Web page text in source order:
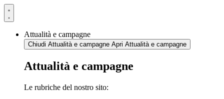
Vai
al
Attualità e campagne
Chiudi Attualità e campagne Apri Attualità e campagne
Attualità e campagne
Le rubriche del nostro sito: